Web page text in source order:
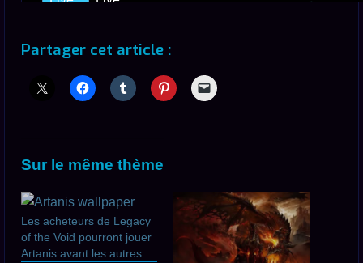
Partager cet article :
Sur le même thème
Les acheteurs de Legacy
of the Void pourront jouer
Artanis avant les autres